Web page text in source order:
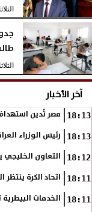
الثلاثاء، 4
الثلاثاء، 4
آخر الأخبار
18:13 مصر تُدين
18:13 رئيس الوزراء العراقي: 30 سبتمبر موعدًا نهائيًا لانسحاب قوات
18:12 التعاون الخليجي
18:11 اتحاد الكرة ينتظر
18:11 الخدمات